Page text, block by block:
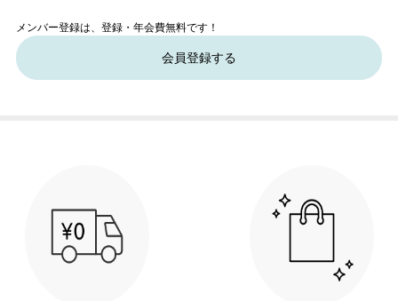
メンバー登録は、登録・年会費無料です！
会員登録する